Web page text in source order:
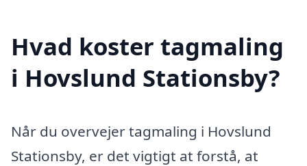
Hvad koster tagmaling
i Hovslund Stationsby?
Når du overvejer tagmaling i Hovslund
Stationsby, er det vigtigt at forstå, at